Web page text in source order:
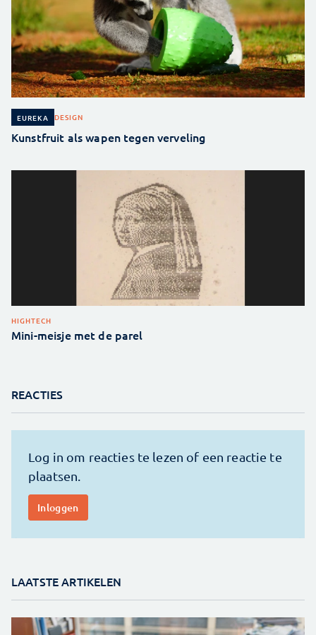
EUREKA DESIGN
Kunstfruit als wapen tegen verveling
HIGHTECH
Mini-meisje met de parel
REACTIES
LAATSTE ARTIKELEN